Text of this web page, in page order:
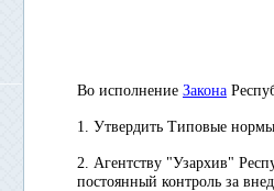
Во исполнение Закона
1. Утвердить Типовые
2. Агентству "Узархив"
постоянный контроль за